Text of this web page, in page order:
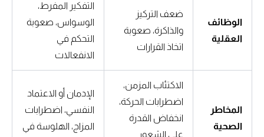
الوظائف
العقلية
ضعف التركيز
والذاكرة، صعوبة
اتخاذ القرارات
التفكير المفرط،
الوسواس، صعوبة
التحكم في
الانفعالات
المخاطر
الصحية
الاكتئاب المزمن،
اضطرابات الحركة،
انخفاض القدرة
على الشعور
الإدمان أو الاعتماد
النفسي، اضطرابات
المزاج، الهلوسة في